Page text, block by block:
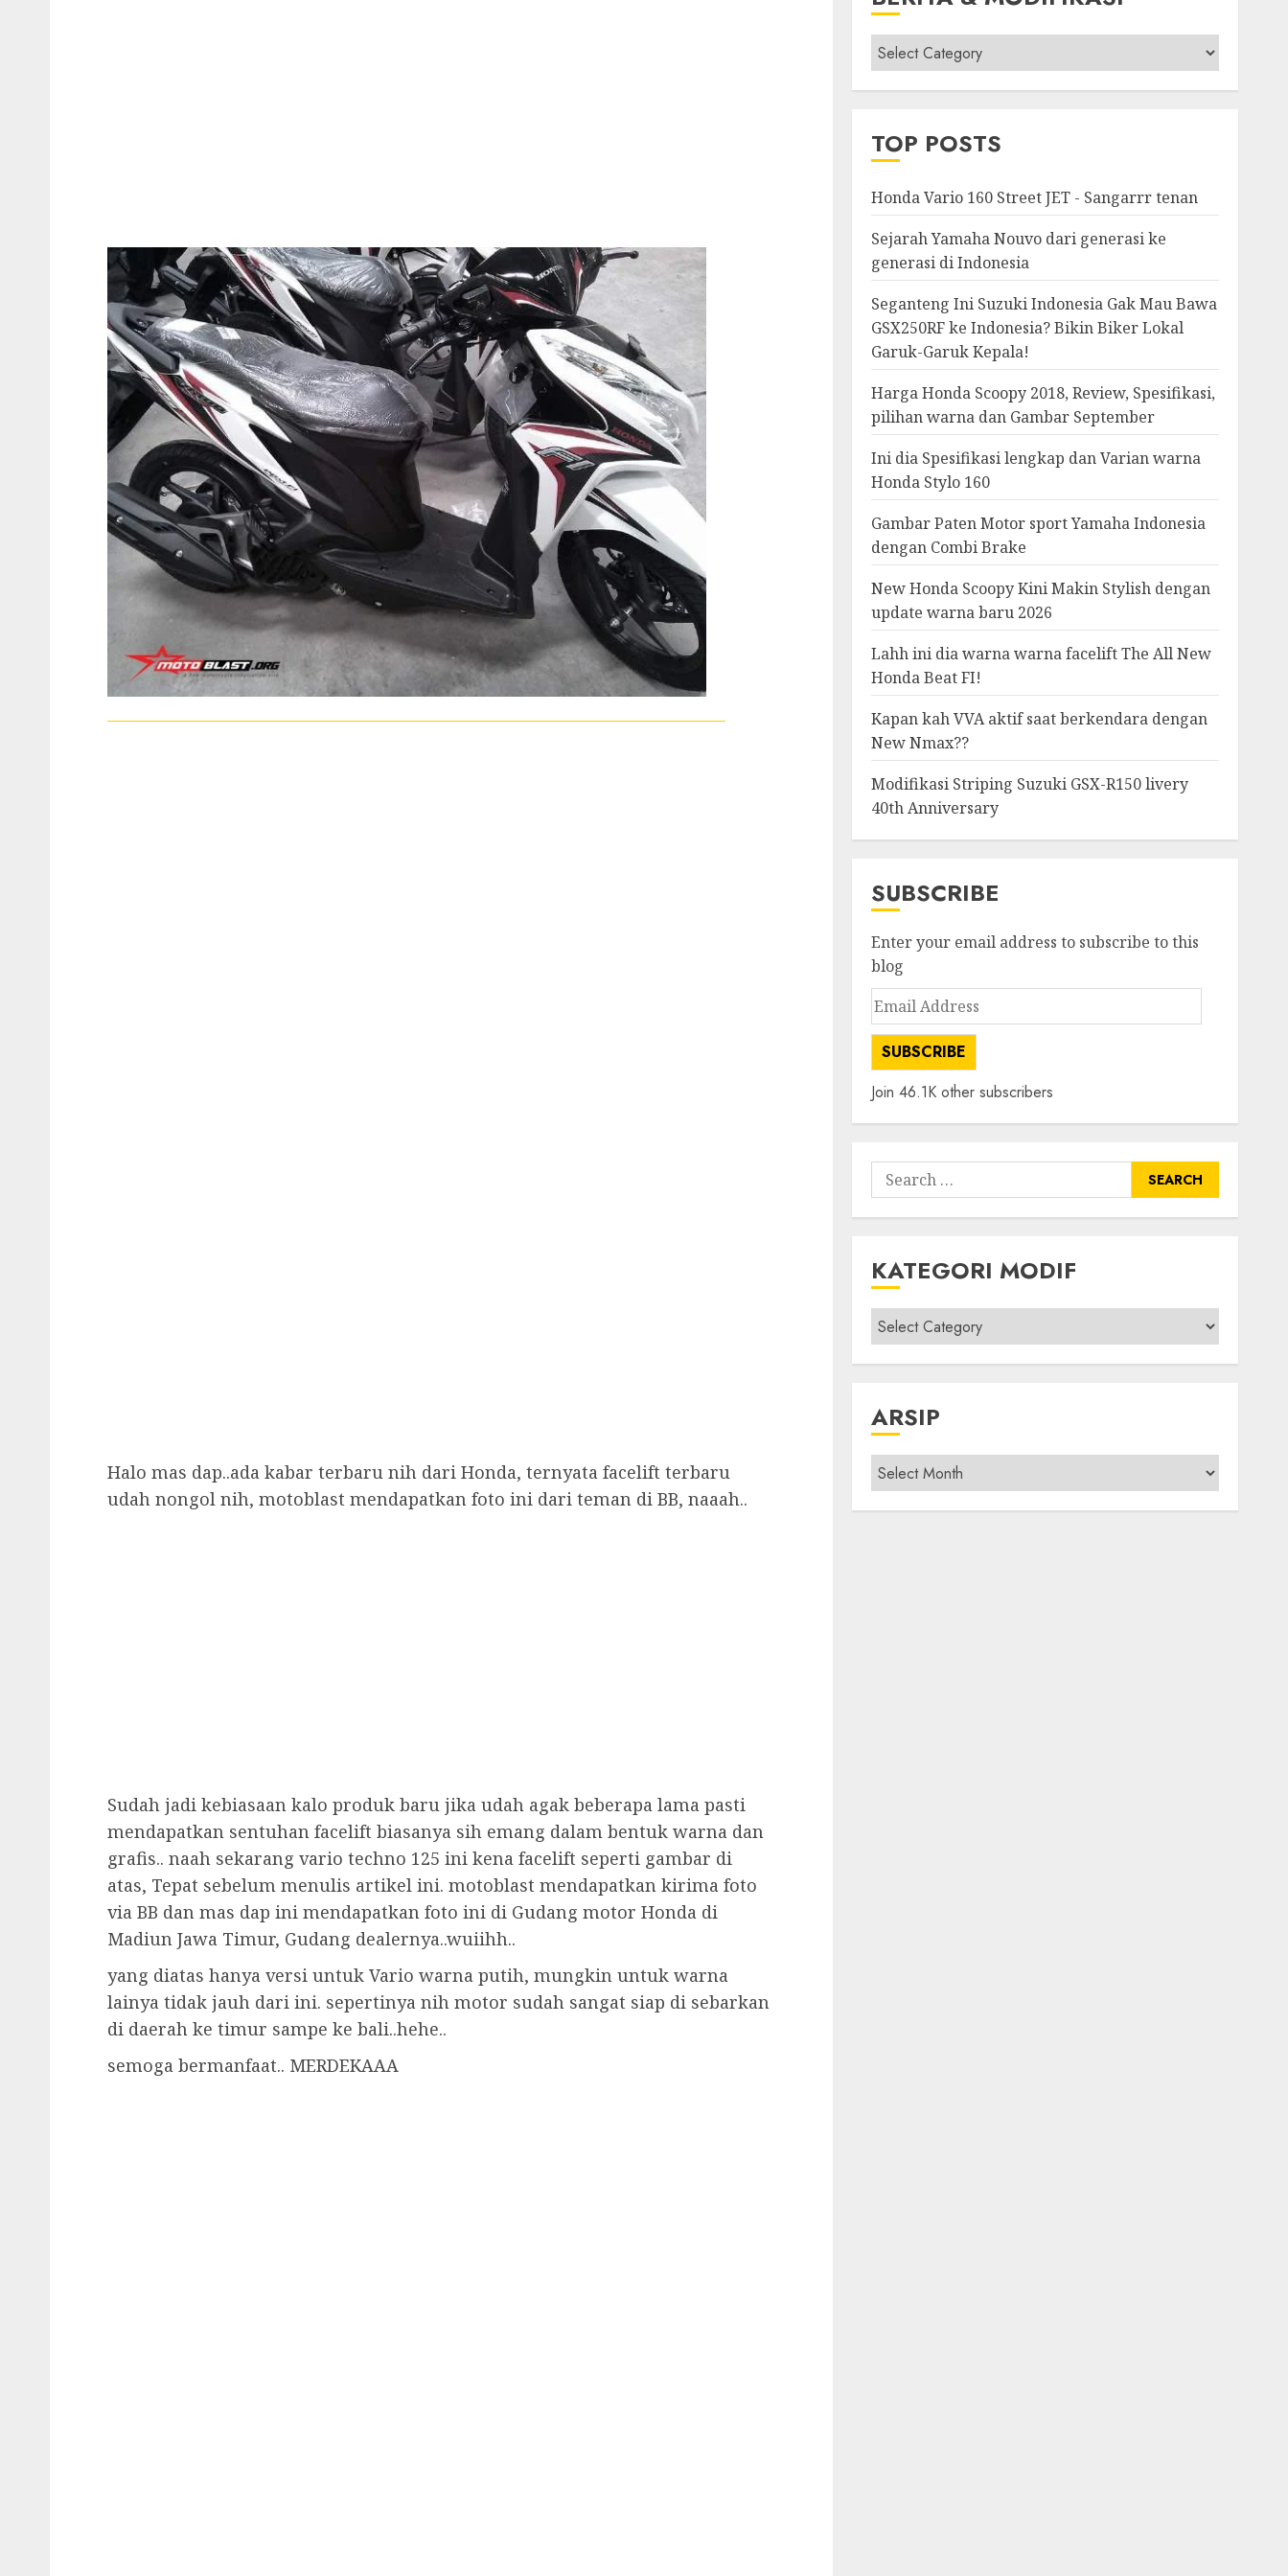
Halo mas dap..ada kabar terbaru nih dari Honda, ternyata facelift terbaru
udah nongol nih, motoblast mendapatkan foto ini dari teman di BB, naaah..
Sudah jadi kebiasaan kalo produk baru jika udah agak beberapa lama pasti
mendapatkan sentuhan facelift biasanya sih emang dalam bentuk warna dan
grafis.. naah sekarang vario techno 125 ini kena facelift seperti gambar di
atas, Tepat sebelum menulis artikel ini. motoblast mendapatkan kirima foto
via BB dan mas dap ini mendapatkan foto ini di Gudang motor Honda di
Madiun Jawa Timur, Gudang dealernya..wuiihh..
yang diatas hanya versi untuk Vario warna putih, mungkin untuk warna
lainya tidak jauh dari ini. sepertinya nih motor sudah sangat siap di sebarkan
di daerah ke timur sampe ke bali..hehe..
semoga bermanfaat.. MERDEKAAA
Berita
&
Modifikasi
TOP POSTS
Honda Vario 160 Street JET - Sangarrr tenan
Sejarah Yamaha Nouvo dari generasi ke
generasi di Indonesia
Seganteng Ini Suzuki Indonesia Gak Mau Bawa
GSX250RF ke Indonesia? Bikin Biker Lokal
Garuk-Garuk Kepala!
Harga Honda Scoopy 2018, Review, Spesifikasi,
pilihan warna dan Gambar September
Ini dia Spesifikasi lengkap dan Varian warna
Honda Stylo 160
Gambar Paten Motor sport Yamaha Indonesia
dengan Combi Brake
New Honda Scoopy Kini Makin Stylish dengan
update warna baru 2026
Lahh ini dia warna warna facelift The All New
Honda Beat FI!
Kapan kah VVA aktif saat berkendara dengan
New Nmax??
Modifikasi Striping Suzuki GSX-R150 livery
40th Anniversary
SUBSCRIBE
Enter your email address to subscribe to this
blog
Email
Address
SUBSCRIBE
Join 46.1K other subscribers
Search
for:
KATEGORI MODIF
Kategori
modif
ARSIP
Arsip